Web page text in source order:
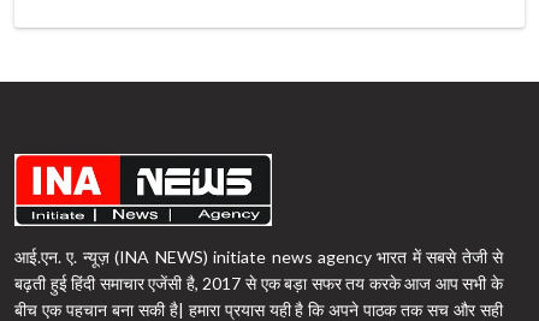
आई.एन. ए. न्यूज़ (INA NEWS) initiate news agency भारत में सबसे तेजी से
बढ़ती हुई हिंदी समाचार एजेंसी है, 2017 से एक बड़ा सफर तय करके आज आप सभी के
बीच एक पहचान बना सकी है| हमारा प्रयास यही है कि अपने पाठक तक सच और सही